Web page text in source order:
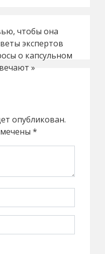
чтобы она
экспертов
о капсульном
»
опубликован.
*